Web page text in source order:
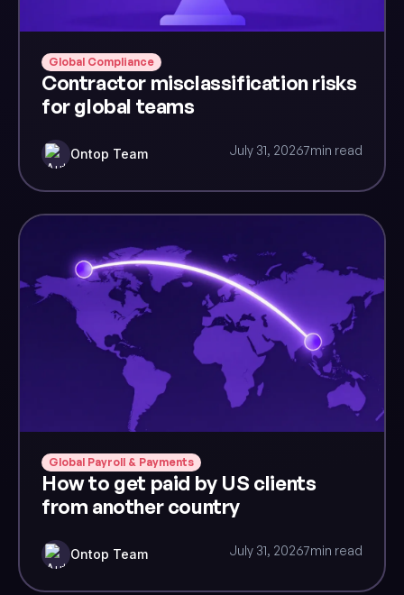
Global Compliance
Contractor misclassification risks
for global teams
Ontop Team July 31, 20267min read
Global Payroll & Payments
How to get paid by US clients
from another country
Ontop Team July 31, 20267min read